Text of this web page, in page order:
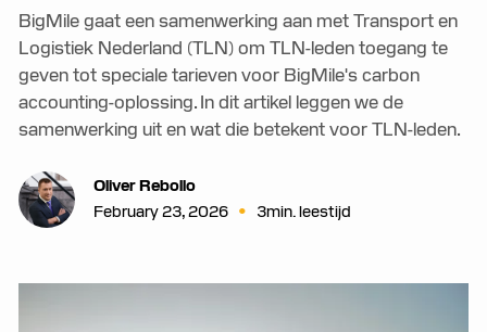
BigMile gaat een samenwerking aan met Transport en
Logistiek Nederland (TLN) om TLN-leden toegang te
geven tot speciale tarieven voor BigMile's carbon
accounting-oplossing. In dit artikel leggen we de
samenwerking uit en wat die betekent voor TLN-leden.
Oliver Rebollo
February 23, 2026 • 3min. leestijd